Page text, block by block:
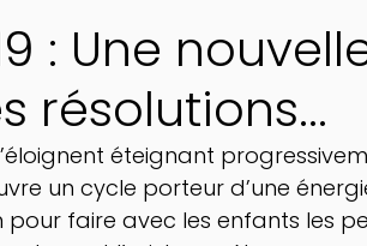
: Une
résolutions...
éteignant
un cycle porteur d’une
faire avec les enfants les